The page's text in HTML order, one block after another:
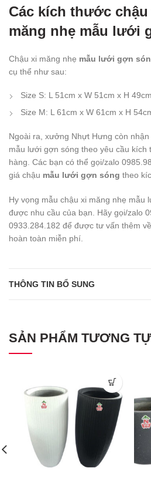
Các kích thước
măng nhẹ mẫu lưới
Chậu xi măng nhẹ mẫu lưới gợn
cụ thể như sau:
Size S: L 51cm x W 51cm x H 49cm
Size M: L 61cm x W 61cm x H
Ngoài ra, xưởng Nhựt Hưng còn
mẫu lưới gợn sóng theo yêu cầu kích
hàng. Các bạn có thể gọi/zalo
giá chậu mẫu lưới gợn sóng theo
Hy vọng mẫu chậu xi măng nhẹ mẫu
được nhu cầu của bạn. Hãy gọi/zalo
0933.284.182 để được tư vấn thêm
hoàn toàn miễn phí.
THÔNG TIN BỔ SUNG
SẢN PHẨM TƯƠNG TỰ